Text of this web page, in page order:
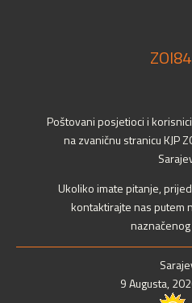
Poštovani posjetioci i
na zvaničnu stranicu KJP
Ukoliko imate pitanje,
kontaktirajte nas putem
9 Augusta,